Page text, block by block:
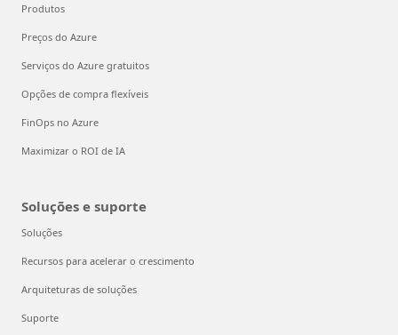
Produtos
Preços do Azure
Serviços do Azure gratuitos
Opções de compra flexíveis
FinOps no Azure
Maximizar o ROI de IA
Soluções e suporte
Soluções
Recursos para acelerar o crescimento
Arquiteturas de soluções
Suporte